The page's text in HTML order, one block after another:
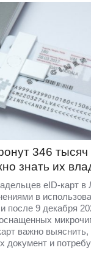
346 тысяч
знать их
eID-карт в
в
после 9 декабря
важно выяснить,
документ и